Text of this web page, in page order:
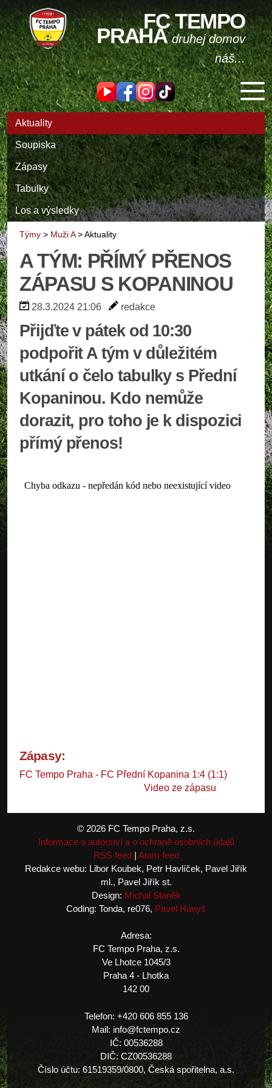
FC TEMPO
PRAHAdruhej domov
náš...
Aktuality
Soupiska
Zápasy
Tabulky
Los a výsledky
Týmy > Muži A>Aktuality
A TÝM: PŘÍMÝ PŘENOS
ZÁPASU S KOPANINOU
28.3.2024 21:06 redakce
Přijďte v pátek od 10:30
podpořit A tým v důležitém
utkání o čelo tabulky s Přední
Kopaninou. Kdo nemůže
dorazit, pro toho je k dispozici
přímý přenos!
Zápasy:
FC Tempo Praha - FC Přední Kopanina 1:4 (1:1)
Video ze zápasu
© 2026 FC Tempo Praha, z.s.
Informace o autorství a o ochraně osobních údajů
RSS feed| Atom feed
Redakce webu: Libor Koubek, Petr Havlíček, Pavel Jiřík
ml., Pavel Jiřík st.
Design: Michal Staněk
Coding: Tonda, re076, Pavel Hanyš
Adresa:
FC Tempo Praha, z.s.
Ve Lhotce 1045/3
Praha 4 - Lhotka
142 00
Telefon: +420 606 855 136
Mail: info@fctempo.cz
IČ: 00536288
DIČ: CZ00536288
Číslo účtu: 61519359/0800, Česká spořitelna, a.s.